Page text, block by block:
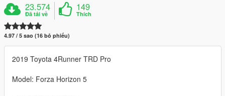
23.574
Đã tải về
149
Thích
4.97 / 5 sao (16 bỏ phiếu)
2019 Toyota 4Runner TRD Pro
Model: Forza Horizon 5